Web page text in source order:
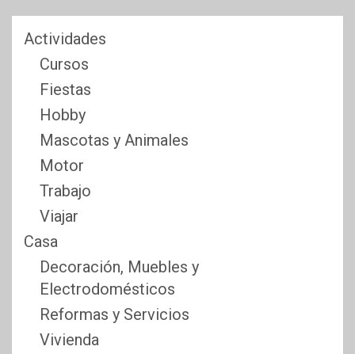
Actividades
Cursos
Fiestas
Hobby
Mascotas y Animales
Motor
Trabajo
Viajar
Casa
Decoración, Muebles y
Electrodomésticos
Reformas y Servicios
Vivienda